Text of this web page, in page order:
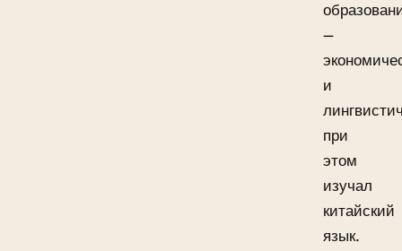
—
и
при
этом
изучал
китайский
язык.